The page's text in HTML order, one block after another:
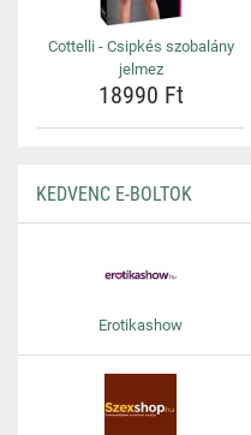
Cottelli - Csipkés szobalány
jelmez
18990 Ft
KEDVENC E-BOLTOK
Erotikashow